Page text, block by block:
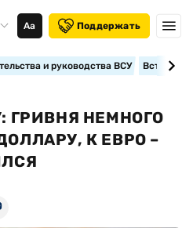
Аа Поддержать
и руководства ВСУ
ГРИВНЯ НЕМНОГО
К ЕВРО –